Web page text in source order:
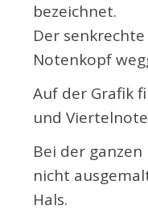
bezeichnet.
Der
Notenkopf
Auf der Grafik
und
Bei der
nicht
Hals.